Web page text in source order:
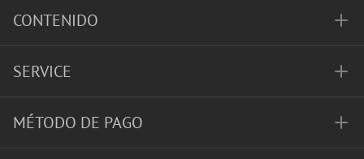
CONTENIDO
SERVICE
MÉTODO DE PAGO